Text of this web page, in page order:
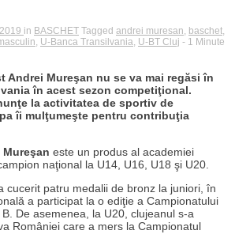
in BASCHET Tagged andrei muresan baschet
U-Banca Transilvania U-BT Cluj - 1 Minute
Andrei Mureşan nu se va mai regăsi în
în acest sezon competiţional.
la activitatea de sportiv de
îi mulţumeşte pentru contribuţia
Mureşan este un produs al academiei
naţional la U14, U16, U18 şi U20.
a cucerit patru medalii de bronz la juniori, în
a participat la o ediţie a Campionatului
De asemenea, la U20, clujeanul s-a
României care a mers la Campionatul